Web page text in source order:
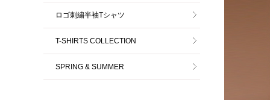
ロゴ刺繍半袖Tシャツ
T-SHIRTS COLLECTION
SPRING & SUMMER